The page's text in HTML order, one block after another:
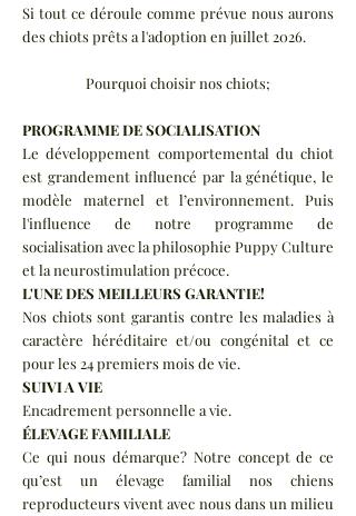
​Si tout ce déroule comme prévue nous aurons
des chiots prêts a l'adoption en juillet 2026.
Pourquoi choisir nos chiots;
PROGRAMME DE SOCIALISATION
Le développement comportemental du chiot
est grandement influencé par la génétique, le
modèle maternel et l’environnement. Puis
l'influence de notre programme de
socialisation avec la philosophie Puppy Culture
et la neurostimulation précoce.
L'UNE DES MEILLEURS GARANTIE!
Nos chiots sont garantis contre les maladies à
caractère héréditaire et/ou congénital et ce
pour les 24 premiers mois de vie.
SUIVI A VIE
Encadrement personnelle a vie.
ÉLEVAGE FAMILIALE
Ce qui nous démarque? Notre concept de ce
qu’est un élevage familial nos chiens
reproducteurs vivent avec nous dans un milieu